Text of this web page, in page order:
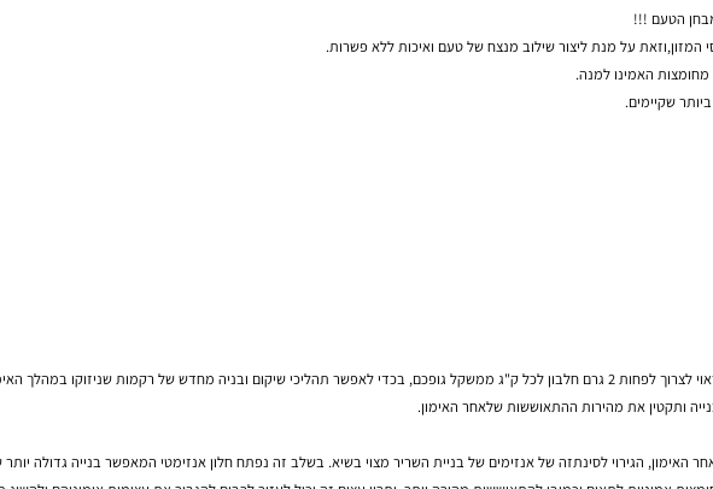
שלחלבוניםזולים .
על מנת ליצור שילוב מנצח של טעם ואיכות ללא פשרות.
למנה.
2 גרם
את מהירות ההתאוששות שלאחר האימון.